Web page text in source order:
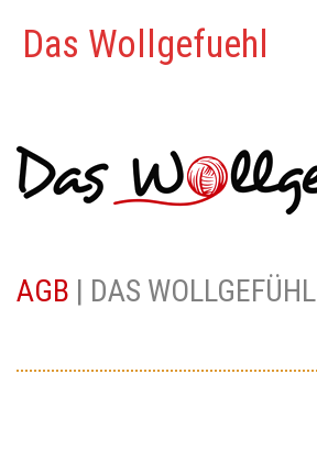
Das Wollgefuehl
WERDEGANG
AGB | DAS WOLLGEFÜHL